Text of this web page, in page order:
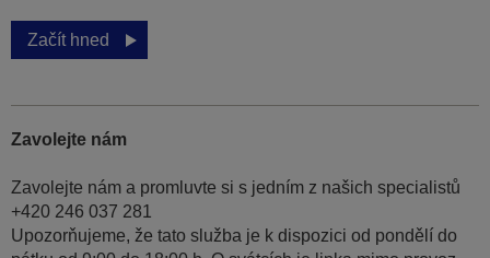
Začít hned
Zavolejte nám
Zavolejte nám a promluvte si s jedním z našich specialistů
+420 246 037 281
Upozorňujeme, že tato služba je k dispozici od pondělí do